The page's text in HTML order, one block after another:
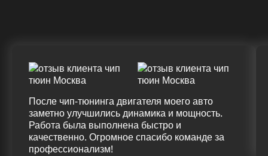
После чип-тюнинга двигателя моего авто
заметно улучшились динамика и мощность.
Работа была выполнена быстро и
качественно. Огромное спасибо команде за
профессионализм!